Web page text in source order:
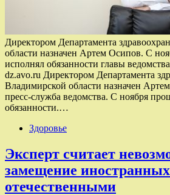
Директором Департамента
области назначен Артем Осипов. С
исполнял обязанности главы
dz.avo.ru Директором Департамента
Владимирской области назначен
пресс-служба ведомства. С ноября
обязанности.…
Здоровье
Эксперт считает
замещение иностранных
отечественными